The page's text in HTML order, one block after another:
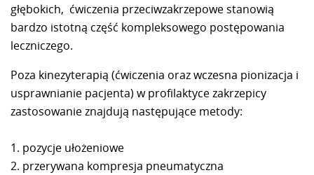
głębokich, ćwiczenia przeciwzakrzepowe stanowią
bardzo istotną część kompleksowego postępowania
leczniczego.
Poza kinezyterapią (ćwiczenia oraz wczesna pionizacja i
usprawnianie pacjenta) w profilaktyce zakrzepicy
zastosowanie znajdują następujące metody:
1. pozycje ułożeniowe
2. przerywana kompresja pneumatyczna